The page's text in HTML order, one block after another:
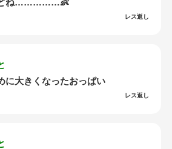
どね……………👶
レス返し
に大きくなったおっぱい
レス返し